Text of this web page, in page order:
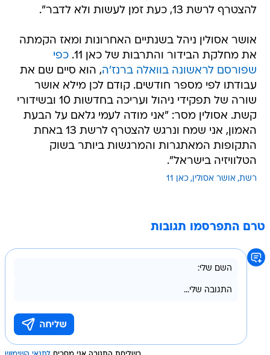
להצטרף לרשת 13, כעת זמן לעשות ולא לדבר".
אושר אסולין ניהל בשנתיים האחרונות ומאז הקמתה
את מחלקת הבידור והתרבות של כאן 11.
כפי
שפורסם לראשונה בוואלה ברנז'ה, הוא סיים שם את
עבודתו לפי מספר חודשים. קודם לכן מילא אושר
שורה של תפקידי ניהול ועריכה בחדשות 10 ובשידורי
קשת. אסולין מסר: "אני מודה לעמי גלאם על הבעת
האמון, אני שמח ונרגש להצטרף לרשת 13 באחת
התקופות המאתגרות והמרגשות ביותר בשוק
הטלוויזיה בישראל".
רשת אושר אסולין כאן 11
טרם התפרסמו תגובות